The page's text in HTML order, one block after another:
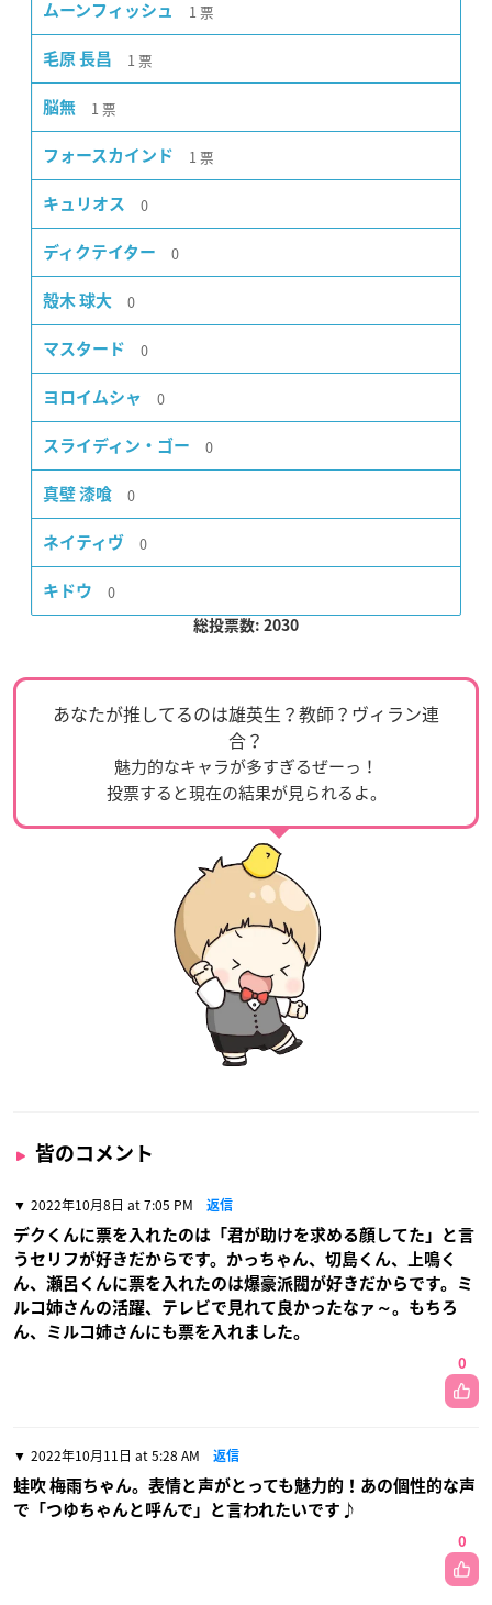
ムーンフィッシュ 1 票
毛原 長昌 1 票
脳無 1 票
フォースカインド 1 票
キュリオス 0
ディクテイター 0
殻木 球大 0
マスタード 0
ヨロイムシャ 0
スライディン・ゴー 0
真壁 漆喰 0
ネイティヴ 0
キドウ 0
総投票数: 2030
あなたが推してるのは雄英生？教師？ヴィラン連
合？
魅力的なキャラが多すぎるぜーっ！
投票すると現在の結果が見られるよ。
皆のコメント
2022年10月8日 at 7:05 PM 返信
デクくんに票を入れたのは「君が助けを求める顔してた」と言
うセリフが好きだからです。かっちゃん、切島くん、上鳴く
ん、瀬呂くんに票を入れたのは爆豪派閥が好きだからです。ミ
ルコ姉さんの活躍、テレビで見れて良かったなァ～。もちろ
ん、ミルコ姉さんにも票を入れました。
0
2022年10月11日 at 5:28 AM 返信
蛙吹 梅雨ちゃん。表情と声がとっても魅力的！あの個性的な声
で「つゆちゃんと呼んで」と言われたいです♪
0